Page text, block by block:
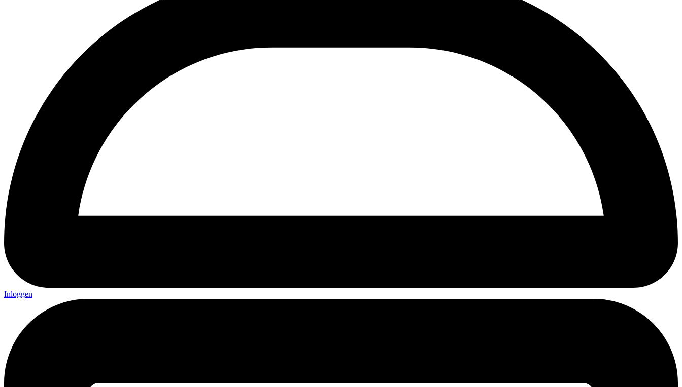
Inloggen